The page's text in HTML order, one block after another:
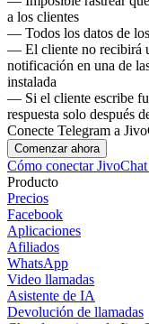
a los clientes
— Todos los datos de
— El cliente no recibirá
notificación en una de
instalada
— Si el cliente escribe
respuesta solo después
Conecte Telegram a
Comenzar ahora
Cómo conectar
Producto
Precios
Facebook
Aplicaciones
Afiliados
WhatsApp
Video llamadas
Asistente de IA
Devolución de llamadas